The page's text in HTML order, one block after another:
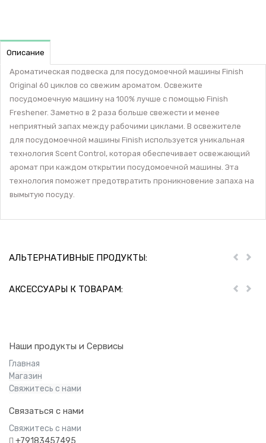
Описание
Ароматическая подвеска для посудомоечной машины Finish
Original 60 циклов со свежим ароматом. Освежите
посудомоечную машину на 100% лучше с помощью Finish
Freshener. Заметно в 2 раза больше свежести и менее
неприятный запах между рабочими циклами. В освежителе
для посудомоечной машины Finish используется уникальная
технология Scent Control, которая обеспечивает освежающий
аромат при каждом открытии посудомоечной машины. Эта
технология поможет предотвратить проникновение запаха на
вымытую посуду.
АЛЬТЕРНАТИВНЫЕ ПРОДУКТЫ: Пред
АКСЕССУАРЫ К ТОВАРАМ: Пред
Наши продукты и Сервисы
Главная
Магазин
Свяжитесь с нами
Связаться с нами
Свяжитесь с нами
+79183457495